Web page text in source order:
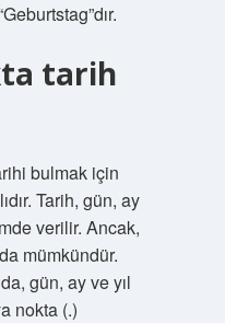
tarih
bulmak için
Tarih, gün, ay
verilir. Ancak,
mümkündür.
gün, ay ve yıl
nokta (.)